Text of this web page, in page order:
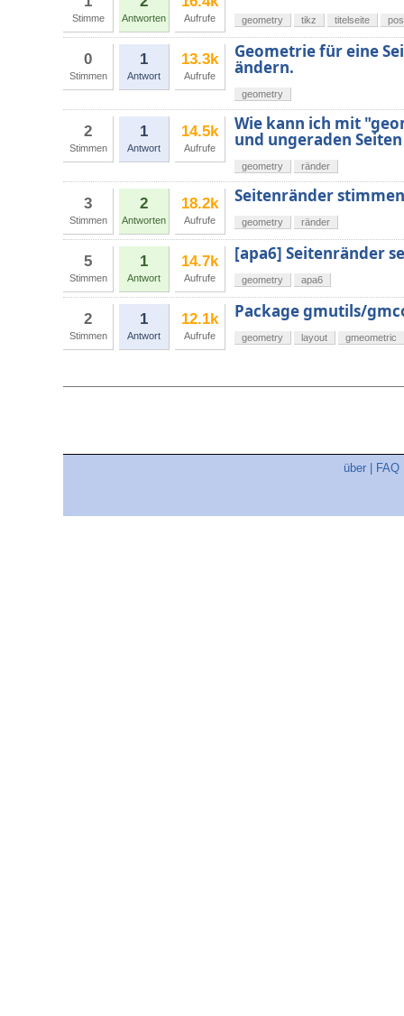
Stimme Antworten Aufrufe geometry tikz titelseite
0
Stimmen
1
Antwort
13.3k
Aufrufe
Geometrie für eine
ändern.
geometry
2
Stimmen
1
Antwort
14.5k
Aufrufe
Wie kann ich mit
und ungeraden
geometry ränder
3
Stimmen
2
Antworten
18.2k
Aufrufe
Seitenränder
geometry ränder
5
Stimmen
1
Antwort
14.7k
Aufrufe
[apa6] Seitenränder
geometry apa6
2
Stimmen
1
Antwort
12.1k
Aufrufe
Package gmutils/
geometry layout gmeometric
über FAQ